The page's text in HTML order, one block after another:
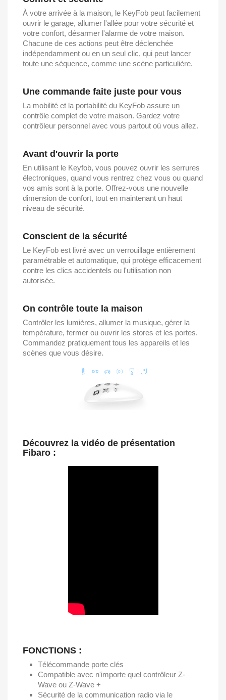
À votre arrivée à la maison, le KeyFob peut facilement
ouvrir le garage, allumer l'allée pour votre sécurité et
votre confort, désarmer l'alarme de votre maison.
Chacune de ces actions peut être déclenchée
indépendamment ou en un seul clic, qui peut lancer
toute une séquence, comme une scène particulière.
Une commande faite juste pour vous
La mobilité et la portabilité du KeyFob assure un
contrôle complet de votre maison. Gardez votre
contrôleur personnel avec vous partout où vous allez.
Avant d'ouvrir la porte
En utilisant le Keyfob, vous pouvez ouvrir les serrures
électroniques, quand vous rentrez chez vous ou quand
vos amis sont à la porte. Offrez-vous une nouvelle
dimension de confort, tout en maintenant un haut
niveau de sécurité.
Conscient de la sécurité
Le KeyFob est livré avec un verrouillage entièrement
paramétrable et automatique, qui protège efficacement
contre les clics accidentels ou l'utilisation non
autorisée.
On contrôle toute la maison
Contrôler les lumières, allumer la musique, gérer la
température, fermer ou ouvrir les stores et les portes.
Commandez pratiquement tous les appareils et les
scènes que vous désire.
Découvrez la vidéo de présentation
Fibaro :
FONCTIONS :
Télécommande porte clés
Compatible avec n'importe quel contrôleur Z-
Wave ou Z-Wave +
Sécurité de la communication radio via le